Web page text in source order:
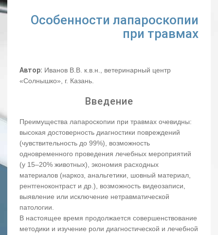
Особенности лапароскопии
при травмах
Автор: Иванов В.В. к.в.н., ветеринарный центр
«Солнышко», г. Казань.
Введение
Преимущества лапароскопии при травмах очевидны:
высокая достоверность диагностики повреждений
(чувствительность до 99%), возможность
одновременного проведения лечебных мероприятий
(у 15–20% животных), экономия расходных
материалов (наркоз, анальгетики, шовный материал,
рентгеноконтраст и др.), возможность видеозаписи,
выявление или исключение нетравматической
патологии.
В настоящее время продолжается совершенствование
методики и изучение роли диагностической и лечебной